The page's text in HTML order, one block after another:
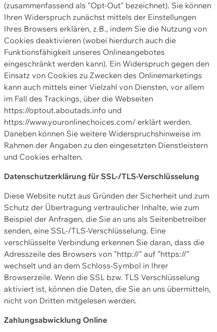
(zusammenfassend als "Opt-Out" bezeichnet). Sie können
Ihren Widerspruch zunächst mittels der Einstellungen
Ihres Browsers erklären, z.B., indem Sie die Nutzung von
Cookies deaktivieren (wobei hierdurch auch die
Funktionsfähigkeit unseres Onlineangebotes
eingeschränkt werden kann). Ein Widerspruch gegen den
Einsatz von Cookies zu Zwecken des Onlinemarketings
kann auch mittels einer Vielzahl von Diensten, vor allem
im Fall des Trackings, über die Webseiten
https://optout.aboutads.info und
https://www.youronlinechoices.com/ erklärt werden.
Daneben können Sie weitere Widerspruchshinweise im
Rahmen der Angaben zu den eingesetzten Dienstleistern
und Cookies erhalten.
Datenschutzerklärung für SSL-/TLS-Verschlüsselung
Diese Website nutzt aus Gründen der Sicherheit und zum
Schutz der Übertragung vertraulicher Inhalte, wie zum
Beispiel der Anfragen, die Sie an uns als Seitenbetreiber
senden, eine SSL-/TLS-Verschlüsselung. Eine
verschlüsselte Verbindung erkennen Sie daran, dass die
Adresszeile des Browsers von "http://" auf "https://"
wechselt und an dem Schloss-Symbol in Ihrer
Browserzeile. Wenn die SSL bzw. TLS Verschlüsselung
aktiviert ist, können die Daten, die Sie an uns übermitteln,
nicht von Dritten mitgelesen werden.
Zahlungsabwicklung Online